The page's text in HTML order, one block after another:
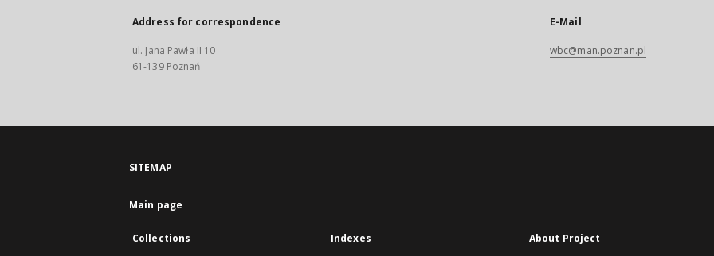
Address for correspondence
ul. Jana Pawła II 10
61-139 Poznań
E-Mail
wbc@man.poznan.pl
SITEMAP
Main page
Collections Indexes About Project